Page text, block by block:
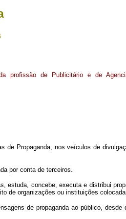
profissão de Publicitário e de
de Propaganda, nos veículos de
por conta de terceiros.
estuda, concebe, executa e distribui
de organizações ou instituições
de propaganda ao público, desde